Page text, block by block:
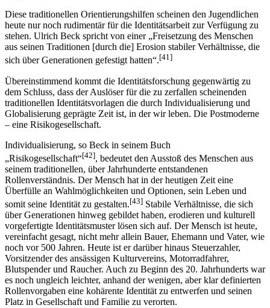
Diese traditionellen Orientierungshilfen scheinen den Jugendlichen
heute nur noch rudimentär für die Identitätsarbeit zur Verfügung zu
stehen. Ulrich Beck spricht von einer „Freisetzung des Menschen
aus seinen Traditionen [durch die] Erosion stabiler Verhältnisse, die
sich über Generationen gefestigt hatten“.[41]
Übereinstimmend kommt die Identitätsforschung gegenwärtig zu
dem Schluss, dass der Auslöser für die zu zerfallen scheinenden
traditionellen Identitätsvorlagen die durch Individualisierung und
Globalisierung geprägte Zeit ist, in der wir leben. Die Postmoderne
– eine Risikogesellschaft.
Individualisierung, so Beck in seinem Buch
„Risikogesellschaft“[42], bedeutet den Ausstoß des Menschen aus
seinem traditionellen, über Jahrhunderte entstandenen
Rollenverständnis. Der Mensch hat in der heutigen Zeit eine
Überfülle an Wahl­möglichkeiten und Optionen, sein Leben und
somit seine Identität zu gestalten.[43] Stabile Verhältnisse, die sich
über Generationen hinweg gebildet haben, erodieren und kulturell
vorgefertigte Identitätsmuster lösen sich auf. Der Mensch ist heute,
vereinfacht gesagt, nicht mehr allein Bauer, Ehemann und Vater, wie
noch vor 500 Jahren. Heute ist er darüber hinaus Steuerzahler,
Vorsitzender des ansässigen Kulturvereins, Motorradfahrer,
Blutspender und Raucher. Auch zu Beginn des 20. Jahrhunderts war
es noch ungleich leichter, anhand der wenigen, aber klar definierten
Rollenvorgaben eine kohärente Identität zu entwerfen und seinen
Platz in Gesell­schaft und Familie zu verorten.